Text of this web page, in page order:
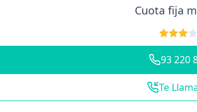
Cuota fija
93 220
Te